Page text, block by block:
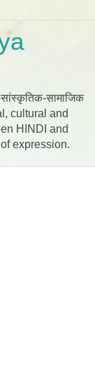
सांस्कृतिक-सामाजिक
cultural and
HINDI and
expression.